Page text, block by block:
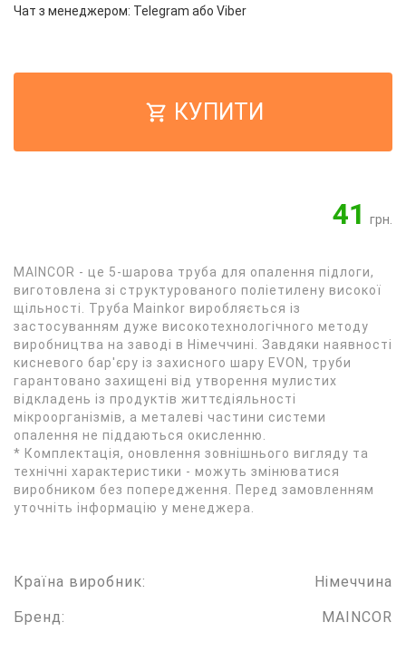
Чат з менеджером: Telegram або Viber
КУПИТИ
41 грн.
MAINCOR - це 5-шарова труба для опалення підлоги,
виготовлена зі структурованого поліетилену високої
щільності. Труба Mainkor виробляється із
застосуванням дуже високотехнологічного методу
виробництва на заводі в Німеччині. Завдяки наявності
кисневого бар'єру із захисного шару EVON, труби
гарантовано захищені від утворення мулистих
відкладень із продуктів життєдіяльності
мікроорганізмів, а металеві частини системи
опалення не піддаються окисленню.
* Комплектація, оновлення зовнішнього вигляду та
технічні характеристики - можуть змінюватися
виробником без попередження. Перед замовленням
уточніть інформацію у менеджера.
Країна виробник: Німеччина
Бренд: MAINCOR